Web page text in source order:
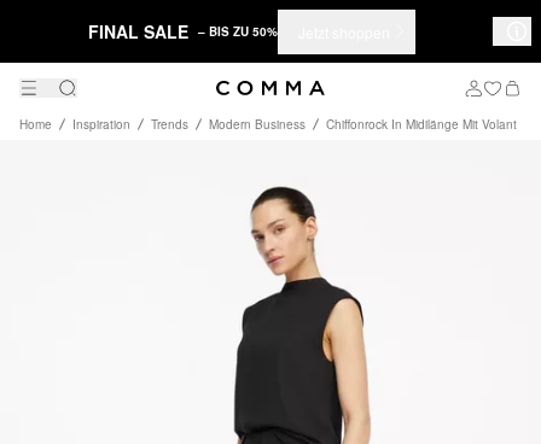
FINAL SALE – BIS ZU 50%
Home Inspiration Trends Modern Business Chiffonrock In Midilänge Mit Volant